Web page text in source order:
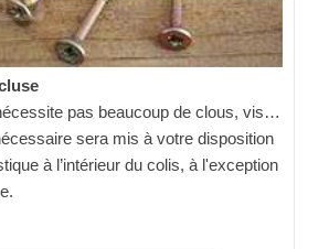
pas beaucoup de clous, vis…
sera mis à votre disposition
à l’intérieur du colis, à l'exception